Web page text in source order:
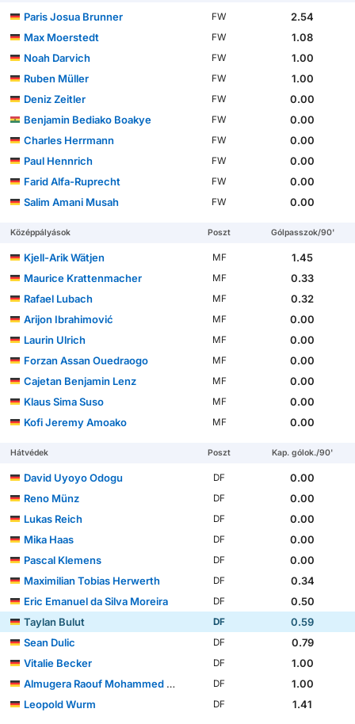
Paris Josua Brunner FW
2.54
Max Moerstedt
FW
1.08
Noah Darvich
FW
1.00
Ruben Müller
FW
1.00
Deniz Zeitler
FW
0.00
Benjamin Bediako Boakye
FW
0.00
Charles Herrmann
FW
0.00
Paul Hennrich
FW
0.00
Farid Alfa-Ruprecht
FW
0.00
Salim Amani Musah
FW 0.00
Középpályások Poszt Gólpasszok/90'
Kjell-Arik Wätjen MF
1.45
Maurice Krattenmacher
MF
0.33
Rafael Lubach
MF
0.32
Arijon Ibrahimović
MF
0.00
Laurin Ulrich
MF
0.00
Forzan Assan Ouedraogo
MF
0.00
Cajetan Benjamin Lenz
MF
0.00
Klaus Sima Suso
MF
0.00
Kofi Jeremy Amoako
MF 0.00
Hátvédek Poszt Kap. gólok./90'
David Uyoyo Odogu DF
0.00
Reno Münz
DF
0.00
Lukas Reich
DF
0.00
Mika Haas
DF
0.00
Pascal Klemens
DF
0.00
Maximilian Tobias Herwerth
DF
0.34
Eric Emanuel da Silva Moreira
DF
0.50
Taylan Bulut
DF
0.59
Sean Dulic
DF
0.79
Vitalie Becker
DF
1.00
Almugera Raouf Mohammed Kabar
DF
1.00
Leopold Wurm
DF 1.41